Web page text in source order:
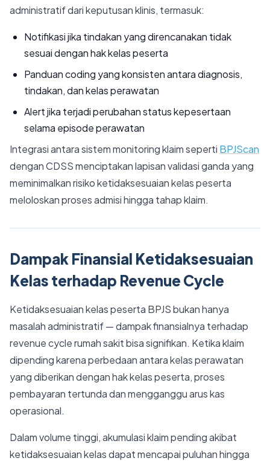
administratif dari keputusan klinis, termasuk:
Notifikasi jika tindakan yang direncanakan tidak
sesuai dengan hak kelas peserta
Panduan coding yang konsisten antara diagnosis,
tindakan, dan kelas perawatan
Alert jika terjadi perubahan status kepesertaan
selama episode perawatan
Integrasi antara sistem monitoring klaim seperti BPJScan
dengan CDSS menciptakan lapisan validasi ganda yang
meminimalkan risiko ketidaksesuaian kelas peserta
meloloskan proses admisi hingga tahap klaim.
Dampak Finansial Ketidaksesuaian
Kelas terhadap Revenue Cycle
Ketidaksesuaian kelas peserta BPJS bukan hanya
masalah administratif — dampak finansialnya terhadap
revenue cycle rumah sakit bisa signifikan. Ketika klaim
dipending karena perbedaan antara kelas perawatan
yang diberikan dengan hak kelas peserta, proses
pembayaran tertunda dan mengganggu arus kas
operasional.
Dalam volume tinggi, akumulasi klaim pending akibat
ketidaksesuaian kelas dapat mencapai puluhan hingga